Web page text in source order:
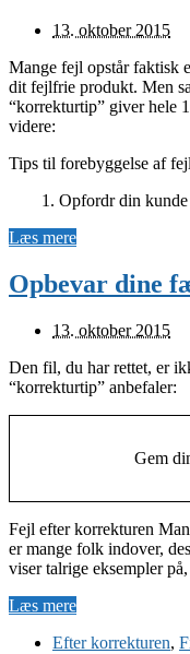
13. oktober 2015
Mange fejl opstår faktisk
dit fejlfrie produkt. Men
“korrekturtip” giver hele
videre:
Tips til forebyggelse af
1. Opfordr din
Læs mere
Opbevar dine
13. oktober 2015
Den fil, du har rettet, er
“korrekturtip” anbefaler:
Gem
Fejl efter korrekturen
er mange folk indover,
viser talrige eksempler
Læs mere
Efter korrekturen,